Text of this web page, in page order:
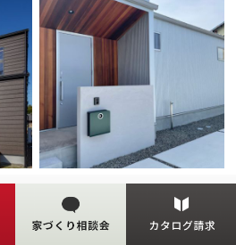
メタリックなお家